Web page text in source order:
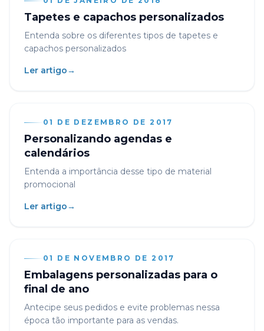
Tapetes e capachos personalizados
Entenda sobre os diferentes tipos de tapetes e
capachos personalizados
Ler artigo→
01 DE DEZEMBRO DE 2017
Personalizando agendas e
calendários
Entenda a importância desse tipo de material
promocional
Ler artigo→
01 DE NOVEMBRO DE 2017
Embalagens personalizadas para o
final de ano
Antecipe seus pedidos e evite problemas nessa
época tão importante para as vendas.